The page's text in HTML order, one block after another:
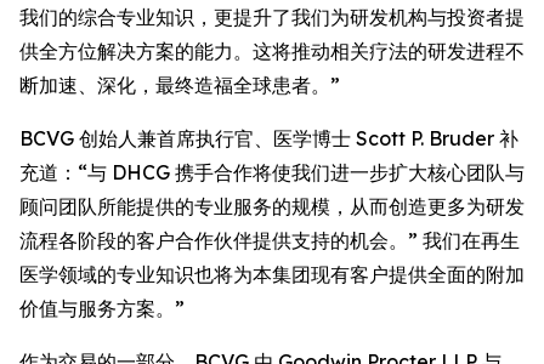
我们的综合专业知识，更提升了我们为研发机构与投资者提
供全方位解决方案的能力。这将推动相关疗法的研发进程不
断加速、深化，最终造福全球患者。”
BCVG 创始人兼首席执行官、医学博士 Scott P. Bruder 补
充道：“与 DHCG 携手合作将使我们进一步扩大核心团队与
顾问团队所能提供的专业服务的规模，从而创造更多为研发
流程各阶段的客户合作伙伴提供支持的机会。” 我们在再生
医学领域的专业知识也将为本集团现有客户提供全面的附加
价值与服务方案。”